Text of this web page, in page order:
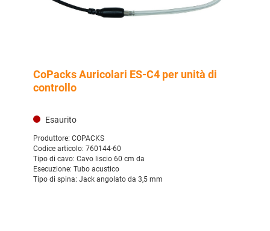
CoPacks Auricolari ES-C4 per unità di
controllo
Esaurito
Produttore: COPACKS
Codice articolo: 760144-60
Tipo di cavo: Cavo liscio 60 cm da
Esecuzione: Tubo acustico
Tipo di spina: Jack angolato da 3,5 mm